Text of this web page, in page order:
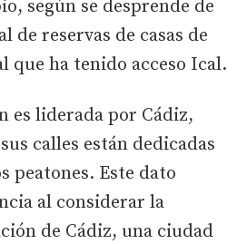
según se desprende de
de reservas de casas de
que ha tenido acceso Ical.
es liderada por Cádiz,
calles están dedicadas
peatones. Este dato
al considerar la
de Cádiz, una ciudad